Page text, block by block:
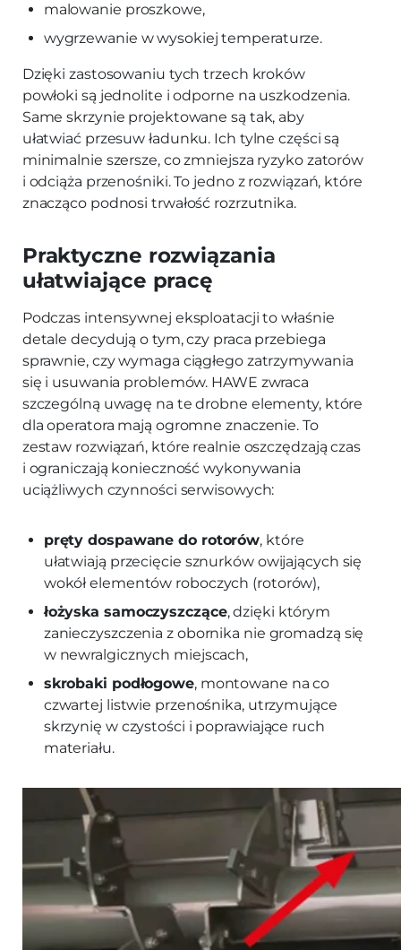
malowanie proszkowe,
wygrzewanie w wysokiej temperaturze.
Dzięki zastosowaniu tych trzech kroków
powłoki są jednolite i odporne na uszkodzenia.
Same skrzynie projektowane są tak, aby
ułatwiać przesuw ładunku. Ich tylne części są
minimalnie szersze, co zmniejsza ryzyko zatorów
i odciąża przenośniki. To jedno z rozwiązań, które
znacząco podnosi trwałość rozrzutnika.
Praktyczne rozwiązania
ułatwiające pracę
Podczas intensywnej eksploatacji to właśnie
detale decydują o tym, czy praca przebiega
sprawnie, czy wymaga ciągłego zatrzymywania
się i usuwania problemów. HAWE zwraca
szczególną uwagę na te drobne elementy, które
dla operatora mają ogromne znaczenie. To
zestaw rozwiązań, które realnie oszczędzają czas
i ograniczają konieczność wykonywania
uciążliwych czynności serwisowych:
pręty dospawane do rotorów, które
ułatwiają przecięcie sznurków owijających się
wokół elementów roboczych (rotorów),
łożyska samoczyszczące, dzięki którym
zanieczyszczenia z obornika nie gromadzą się
w newralgicznych miejscach,
skrobaki podłogowe, montowane na co
czwartej listwie przenośnika, utrzymujące
skrzynię w czystości i poprawiające ruch
materiału.